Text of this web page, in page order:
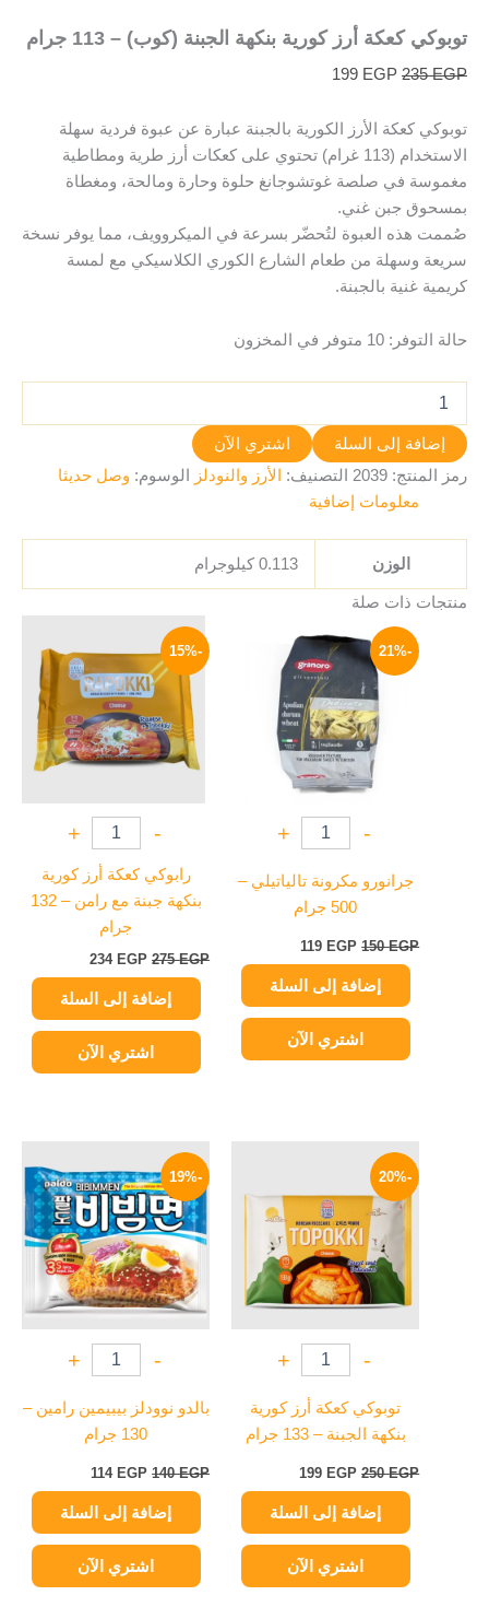
توبوكي كعكة أرز كورية بنكهة الجبنة (كوب) – 113 جرام
235EGP
199 EGP
توبوكي كعكة الأرز الكورية بالجبنة عبارة عن عبوة فردية سهلة
الاستخدام (113 غرام) تحتوي على كعكات أرز طرية ومطاطية
مغموسة في صلصة غوتشوجانغ حلوة وحارة ومالحة، ومغطاة
بمسحوق جبن غني.
صُممت هذه العبوة لتُحضّر بسرعة في الميكروويف، مما يوفر نسخة
سريعة وسهلة من طعام الشارع الكوري الكلاسيكي مع لمسة
كريمية غنية بالجبنة.
حالة التوفر: 10 متوفر في المخزون
إضافة إلى السلة
اشتري الآن
رمز المنتج: 2039 التصنيف: الأرز والنودلز الوسوم: وصل حديثا
معلومات إضافية
الوزن 0.113 كيلوجرام
منتجات ذات صلة
-21%
-
+
جرانورو مكرونة تالياتيلي –
500 جرام
150EGP
الأصلي
هو:
119 EGP
الحالي
هو:
119 EGP.
إضافة إلى السلة
اشتري الآن
-15%
-
+
رابوكي كعكة أرز كورية
بنكهة جبنة مع رامن – 132
جرام
275EGP
هو:
275 EGP.
234 EGP
هو:
234 EGP.
إضافة إلى السلة
اشتري الآن
-20%
-
+
توبوكي كعكة أرز كورية
بنكهة الجبنة – 133 جرام
250EGP
199 EGP
199 EGP.
إضافة إلى السلة
اشتري الآن
-19%
-
+
بالدو نوودلز بيبيمين رامين –
130 جرام
140EGP
الأصلي
هو:
140 EGP.
114 EGP
الحالي
هو:
114 EGP.
إضافة إلى السلة
اشتري الآن